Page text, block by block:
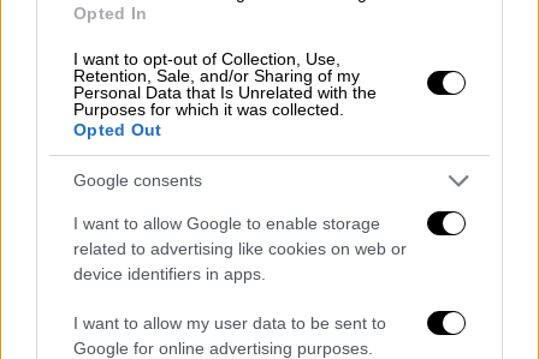
Opted In
I want to opt-out of Collection, Use,
Retention, Sale, and/or Sharing of my
Personal Data that Is Unrelated with the
Purposes for which it was collected.
Opted Out
Google consents
I want to allow Google to enable storage
related to advertising like cookies on web or
device identifiers in apps.
I want to allow my user data to be sent to
Google for online advertising purposes.
το τέλος τους. Και τα χειρότερα δεν είχαν
έρθει...
«Βλέπαμε τον Χάρο»
Η «Καλλιόπη» χάνονταν μέσα στα
μανιασμένα κύματα και μετά από λίγο
έβγαινε στην επιφάνεια. Το πλήρωμα
προσπαθούσε να κρατηθεί πάνω στο σκαρί. Ο
εφιάλτης δεν είχε τέλος. Στην προσπάθεια
του να κρατήσει το σκαρί στον καιρό ο
καπετάνιος διαπίστωσε πως το τιμόνι «δεν